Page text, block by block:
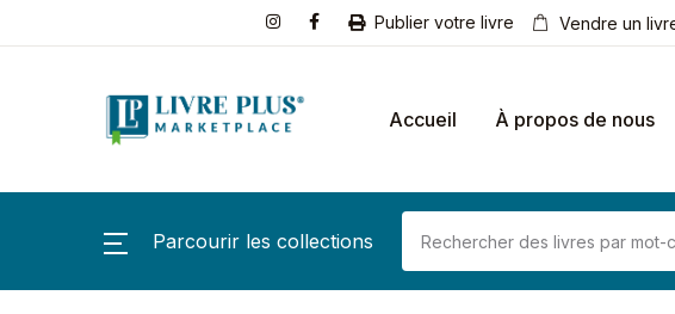
Publier votre livre Vendre un
Accueil À propos de nous
Parcourir les collections